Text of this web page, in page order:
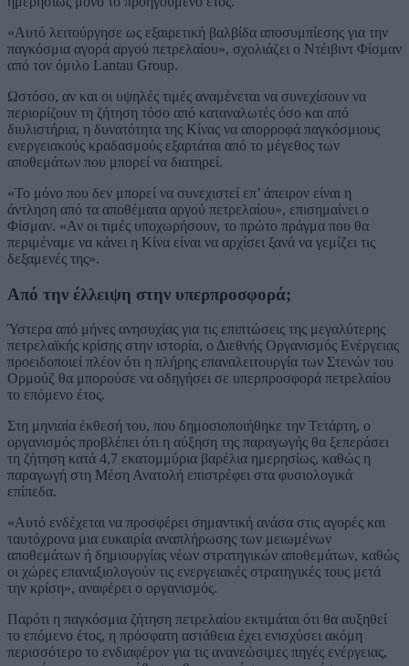
«Αυτό λειτούργησε ως εξαιρετική βαλβίδα αποσυμπίεσης για την
παγκόσμια αγορά αργού πετρελαίου», σχολιάζει ο Ντέιβιντ Φίσμαν
από τον όμιλο Lantau Group.
Ωστόσο, αν και οι υψηλές τιμές αναμένεται να συνεχίσουν να
περιορίζουν τη ζήτηση τόσο από καταναλωτές όσο και από
διυλιστήρια, η δυνατότητα της Κίνας να απορροφά παγκόσμιους
ενεργειακούς κραδασμούς εξαρτάται από το μέγεθος των
αποθεμάτων που μπορεί να διατηρεί.
«Το μόνο που δεν μπορεί να συνεχιστεί επ’ άπειρον είναι η
άντληση από τα αποθέματα αργού πετρελαίου», επισημαίνει ο
Φίσμαν. «Αν οι τιμές υποχωρήσουν, το πρώτο πράγμα που θα
περιμέναμε να κάνει η Κίνα είναι να αρχίσει ξανά να γεμίζει τις
δεξαμενές της».
Από την έλλειψη στην υπερπροσφορά;
Ύστερα από μήνες ανησυχίας για τις επιπτώσεις της μεγαλύτερης
πετρελαϊκής κρίσης στην ιστορία, ο Διεθνής Οργανισμός Ενέργειας
προειδοποιεί πλέον ότι η πλήρης επαναλειτουργία των Στενών του
Ορμούζ θα μπορούσε να οδηγήσει σε υπερπροσφορά πετρελαίου
το επόμενο έτος.
Στη μηνιαία έκθεσή του, που δημοσιοποιήθηκε την Τετάρτη, ο
οργανισμός προβλέπει ότι η αύξηση της παραγωγής θα ξεπεράσει
τη ζήτηση κατά 4,7 εκατομμύρια βαρέλια ημερησίως, καθώς η
παραγωγή στη Μέση Ανατολή επιστρέφει στα φυσιολογικά
επίπεδα.
«Αυτό ενδέχεται να προσφέρει σημαντική ανάσα στις αγορές και
ταυτόχρονα μια ευκαιρία αναπλήρωσης των μειωμένων
αποθεμάτων ή δημιουργίας νέων στρατηγικών αποθεμάτων, καθώς
οι χώρες επαναξιολογούν τις ενεργειακές στρατηγικές τους μετά
την κρίση», αναφέρει ο οργανισμός.
Παρότι η παγκόσμια ζήτηση πετρελαίου εκτιμάται ότι θα αυξηθεί
το επόμενο έτος, η πρόσφατη αστάθεια έχει ενισχύσει ακόμη
περισσότερο το ενδιαφέρον για τις ανανεώσιμες πηγές ενέργειας,